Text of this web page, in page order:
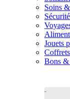
Soins
Jouets
Bons &